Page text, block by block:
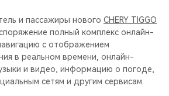
и пассажиры нового CHERY TIGGO
полный комплекс онлайн-
с отображением
в реальном времени, онлайн-
и видео, информацию о погоде,
сетям и другим сервисам.